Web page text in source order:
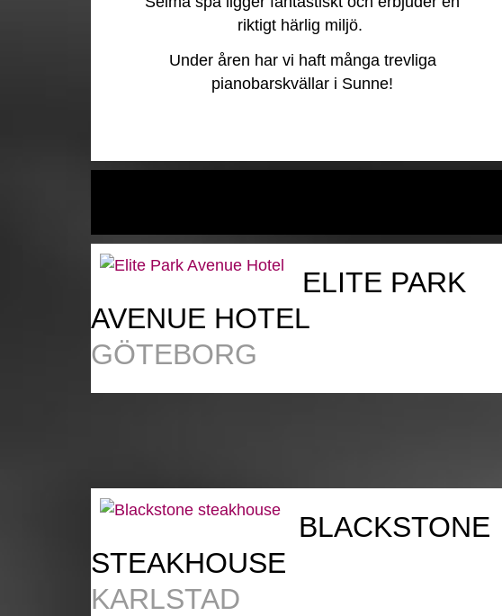
riktigt härlig miljö.
Under åren har vi haft många trevliga
pianobarskvällar i Sunne!
ELITE PARK
AVENUE HOTEL
GÖTEBORG
BLACKSTONE
STEAKHOUSE
KARLSTAD